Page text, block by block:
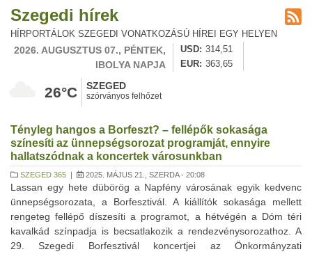
Szegedi hírek
HÍRPORTÁLOK SZEGEDI VONATKOZÁSÚ HÍREI EGY HELYEN
2026. AUGUSZTUS 07., PÉNTEK,
IBOLYA NAPJA
USD
314,51
EUR
363,65
26°C SZEGED
szórványos felhőzet
Tényleg hangos a Borfeszt? – fellépők sokasága
színesíti az ünnepségsorozat programját, ennyire
hallatszódnak a koncertek városunkban
SZEGED 365 | 2025. MÁJUS 21., SZERDA - 20:08
Lassan egy hete dübörög a Napfény városának egyik kedvenc
ünnepségsorozata, a Borfesztivál. A kiállítók sokasága mellett
rengeteg fellépő díszesíti a programot, a hétvégén a Dóm téri
kavalkád színpadja is becsatlakozik a rendezvénysorozathoz. A
29. Szegedi Borfesztivál koncertjei az Önkormányzati